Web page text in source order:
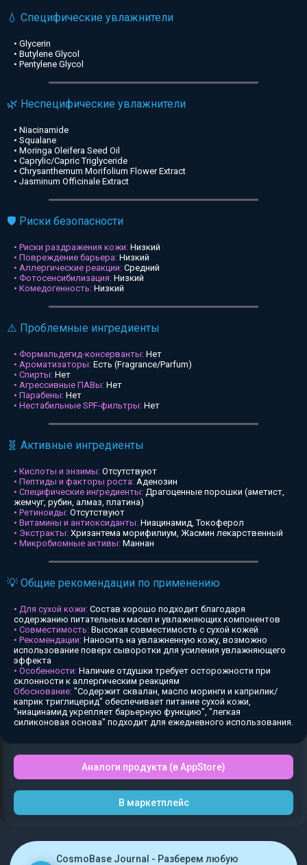
💧 Специфические увлажнители
• Glycerin
• Butylene Glycol
• Pentylene Glycol
🌿 Неспецифические увлажнители
• Niacinamide
• Squalane
• Moringa Oleifera Seed Oil
• Caprylic/Capric Triglyceride
• Chrysanthemum Morifolium Flower Extract
• Jasminum Officinale Extract
🛡️ Риски безопасности
• Риски раздражения кожи: Низкий
• Повреждение барьера: Низкий
• Аллергические реакции: Средний
• Фотосенсибилизация: Низкий
• Комедогенность: Низкий
⚠️ Проблемные ингредиенты
• Формальдегид-консерванты: Нет
• Ароматизаторы: Есть (Fragrance/Parfum)
• Спирты: Нет
• Агрессивные ПАВы: Нет
• Парабены: Нет
• Нестабильные SPF-фильтры: Нет
🧬 Активные ингредиенты
• Кислоты и энзимы: Отсутствуют
• Пептиды и факторы роста: Аденозин
• Специфические ингредиенты: Драгоценные порошки (аметист,
жемчуг, рубин, алмаз, платина)
• Ретиноиды: Отсутствуют
• Витамины и антиоксиданты: Ниацинамид, Токоферол
• Экстракты: Хризантема морифилиум, Жасмин лекарственный
• Микробиомные активы: Маннан
💡 Общие рекомендации по применению
• Для сухой кожи: Состав хорошо подходит благодаря
содержанию питательных масел и увлажняющих компонентов
• Совместимость: Высокая совместимость с сухой кожей
• Рекомендации: Наносить на увлажненную кожу, возможно
использование поверх сыворотки для усиления увлажняющего
эффекта
• Особенности: Наличие отдушки требует осторожности при
склонности к аллергическим реакциям
Обоснование: "Содержит сквалан, масло моринги и каприлик/
каприк триглицерид" обеспечивает питание сухой кожи,
"ниацинамид укрепляет барьерную функцию", "легкая
силиконовая основа" подходит для ежедневного использования.
Аналоги продукта (в AppStore)
В маркетплейс
CosmoBase Journal - Разберем любую